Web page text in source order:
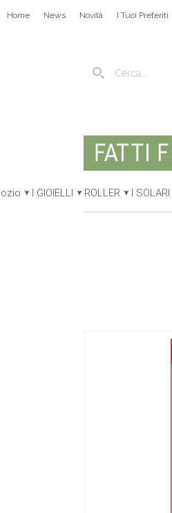
Home News Novità I Tuoi Preferiti
I GIOIELLI ROLLER I SOLARI